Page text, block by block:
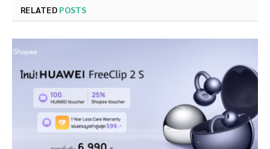
RELATED POSTS